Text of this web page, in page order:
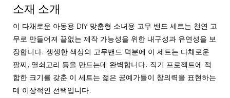
소재 소개
이 다채로운 아동용 DIY 맞춤형 소녀용 고무 밴드 세트는 천연 고
무로 만들어져 끝없는 제작 가능성을 위한 내구성과 유연성을 보
장합니다. 생생한 색상의 고무밴드 덕분에 이 세트는 다채로운
팔찌, 열쇠고리 등을 만드는데 완벽합니다. 직기 프로젝트에 적
합한 크기를 갖춘 이 세트는 젊은 공예가들이 창의력을 표현하는
데 이상적인 선택입니다.